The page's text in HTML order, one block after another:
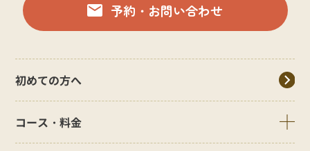
予約・お問い合わせ
初めての方へ
コース・料金